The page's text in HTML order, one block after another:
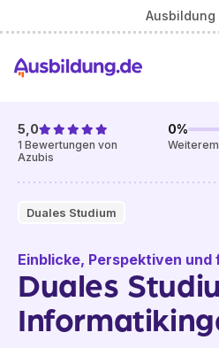
Ausbildung
Duales Studium
5,0
1 Bewertungen von
Azubis
0%
Einblicke, Perspektiven und
Duales